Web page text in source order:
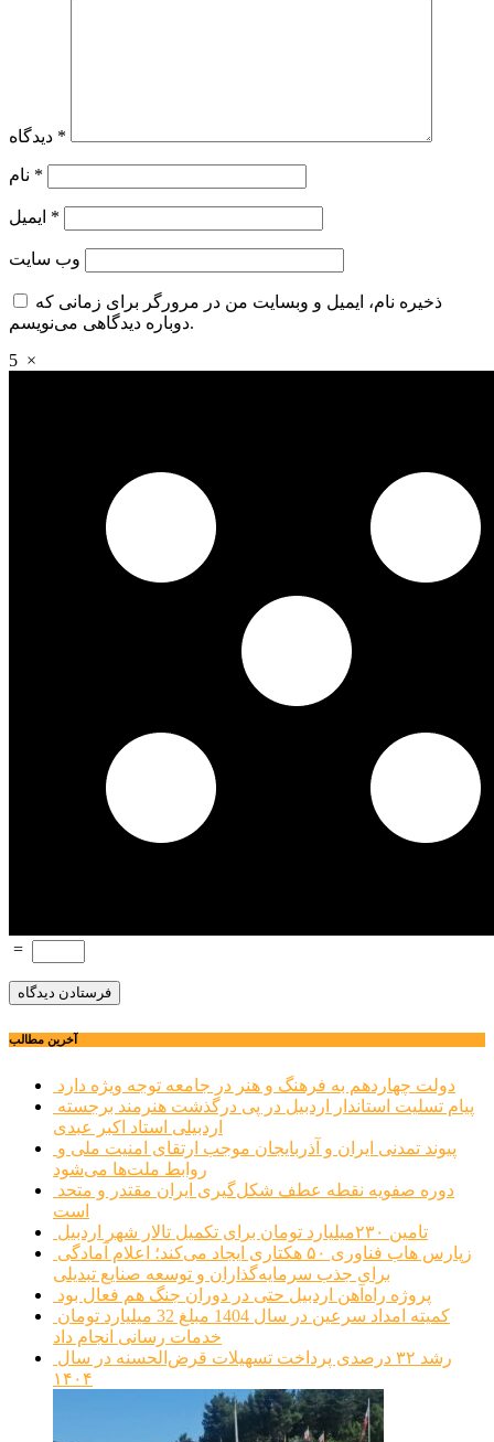
*
*
*
وب‌ سایت
ذخیره نام، ایمیل و وبسایت من در مرورگر برای زمانی که
دوباره دیدگاهی می‌نویسم.
5 ×
=
آخرین مطالب
دولت چهاردهم به فرهنگ و هنر در جامعه توجه ویژه دارد
اردبیلی استاد اکبر عبدی
روابط ملت‌ها می‌شود
است
تامین ۲۳۰میلیارد تومان برای تکمیل تالار شهر اردبیل
برای جذب سرمایه‌گذاران و توسعه صنایع تبدیلی
پروژه راه‌آهن اردبیل حتی در دوران جنگ هم فعال بود
خدمات رسانی انجام داد
۱۴۰۴